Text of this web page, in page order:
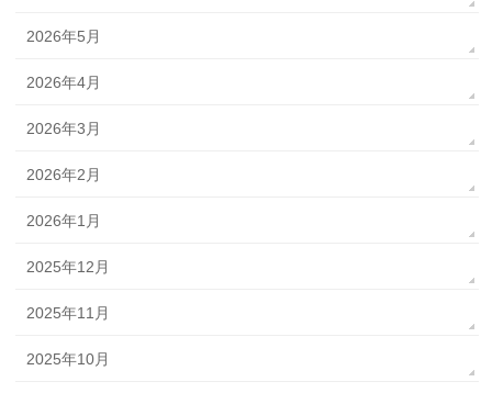
2026年5月
2026年4月
2026年3月
2026年2月
2026年1月
2025年12月
2025年11月
2025年10月